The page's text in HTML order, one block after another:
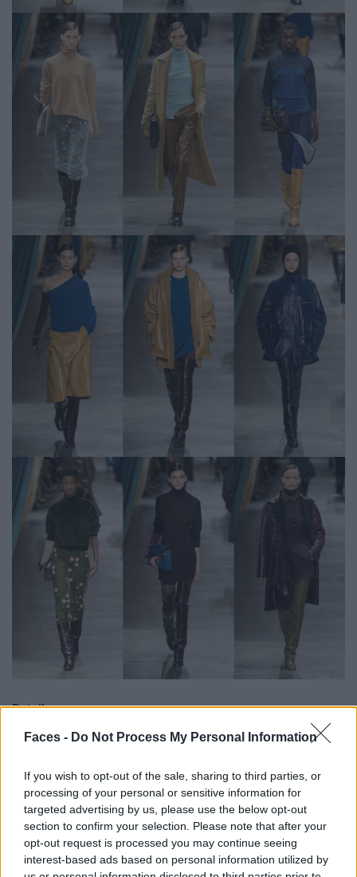
Faces - Do Not Process My Personal Information
If you wish to opt-out of the sale, sharing to third parties, or
processing of your personal or sensitive information for
targeted advertising by us, please use the below opt-out
section to confirm your selection. Please note that after your
opt-out request is processed you may continue seeing
interest-based ads based on personal information utilized by
Details